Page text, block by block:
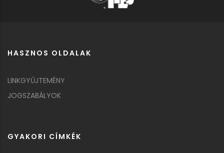
HASZNOS OLDALAK
LINKGYŰJTEMÉNY
JOGSZABÁLYOK
GYAKORI CÍMKÉK